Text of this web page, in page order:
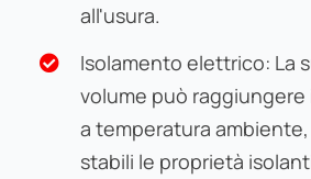
all'usura.
Isolamento elettrico: La
volume può raggiungere i
a temperatura
stabili le proprietà